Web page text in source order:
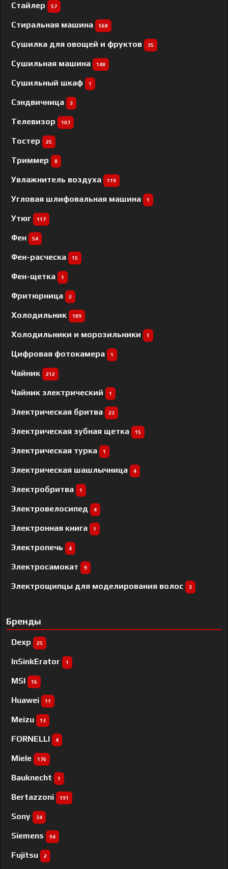
Стайлер 57
Стиральная машина 568
Сушилка для овощей и фруктов 35
Сушильная машина 148
Сушильный шкаф 1
Сэндвичница 3
Телевизор 107
Тостер 25
Триммер 8
Увлажнитель воздуха 119
Угловая шлифовальная машина 1
Утюг 117
Фен 54
Фен-расческа 15
Фен-щетка 1
Фритюрница 2
Холодильник 189
Холодильники и морозильники 1
Цифровая фотокамера 1
Чайник 212
Чайник электрический 1
Электрическая бритва 23
Электрическая зубная щетка 15
Электрическая турка 1
Электрическая шашлычница 4
Электробритва 1
Электровелосипед 4
Электронная книга 1
Электропечь 4
Электросамокат 9
Электрощипцы для моделирования волос 3
Бренды
Dexp 25
InSinkErator 1
MSI 16
Huawei 11
Meizu 13
FORNELLI 4
Miele 176
Bauknecht 1
Bertazzoni 191
Sony 34
Siemens 94
Fujitsu 2